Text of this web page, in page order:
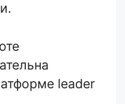
leader